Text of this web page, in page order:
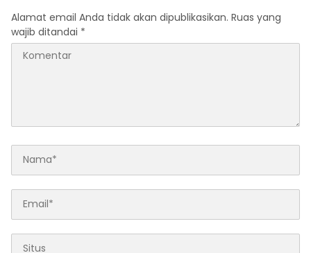
Alamat email Anda tidak akan dipublikasikan. Ruas yang
wajib ditandai *